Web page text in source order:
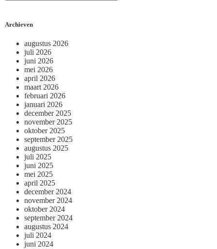
Archieven
augustus 2026
juli 2026
juni 2026
mei 2026
april 2026
maart 2026
februari 2026
januari 2026
december 2025
november 2025
oktober 2025
september 2025
augustus 2025
juli 2025
juni 2025
mei 2025
april 2025
december 2024
november 2024
oktober 2024
september 2024
augustus 2024
juli 2024
juni 2024